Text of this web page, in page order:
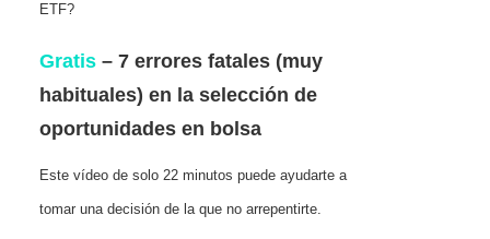
ETF?
Gratis – 7 errores fatales (muy
habituales) en la selección de
oportunidades en bolsa
Este vídeo de solo 22 minutos puede ayudarte a
tomar una decisión de la que no arrepentirte.